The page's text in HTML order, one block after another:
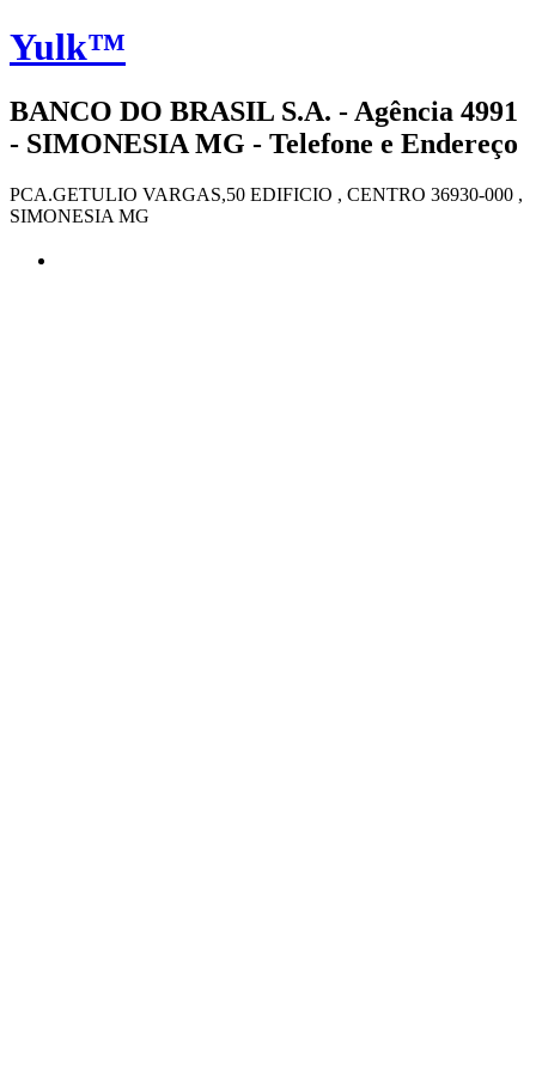
Yulk™
BANCO DO BRASIL S.A. - Agência 4991
- SIMONESIA MG - Telefone e Endereço
PCA.GETULIO VARGAS,50 EDIFICIO , CENTRO 36930-000 ,
SIMONESIA MG